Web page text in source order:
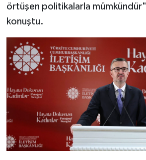
örtüşen politikalarla
konuştu.